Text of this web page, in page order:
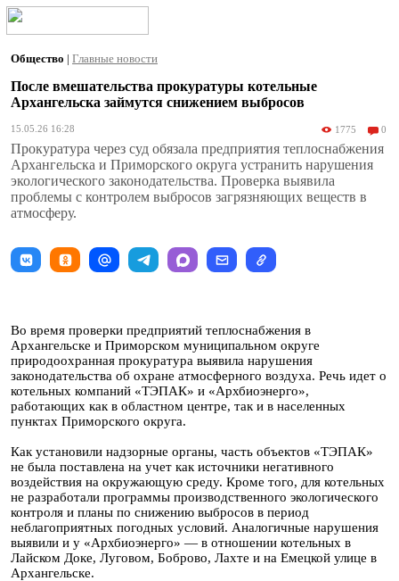
Общество | Главные новости
После вмешательства прокуратуры котельные
Архангельска займутся снижением выбросов
15.05.26 16:28 1775 0
Прокуратура через суд обязала предприятия теплоснабжения
Архангельска и Приморского округа устранить нарушения
экологического законодательства. Проверка выявила
проблемы с контролем выбросов загрязняющих веществ в
атмосферу.
Во время проверки предприятий теплоснабжения в
Архангельске и Приморском муниципальном округе
природоохранная прокуратура выявила нарушения
законодательства об охране атмосферного воздуха. Речь идет о
котельных компаний «ТЭПАК» и «Архбиоэнерго»,
работающих как в областном центре, так и в населенных
пунктах Приморского округа.
Как установили надзорные органы, часть объектов «ТЭПАК»
не была поставлена на учет как источники негативного
воздействия на окружающую среду. Кроме того, для котельных
не разработали программы производственного экологического
контроля и планы по снижению выбросов в период
неблагоприятных погодных условий. Аналогичные нарушения
выявили и у «Архбиоэнерго» — в отношении котельных в
Лайском Доке, Луговом, Боброво, Лахте и на Емецкой улице в
Архангельске.